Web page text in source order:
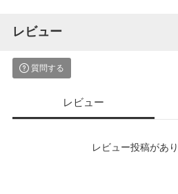
レビュー
質問する
レビュー
レビュー投稿があり